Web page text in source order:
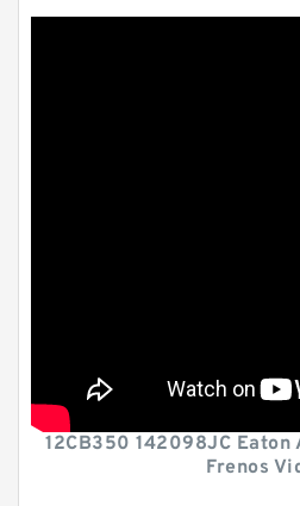
12CB350 142098JC
Frenos